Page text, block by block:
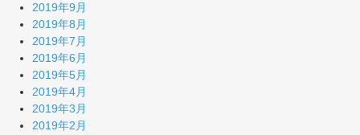
2019年9月
2019年8月
2019年7月
2019年6月
2019年5月
2019年4月
2019年3月
2019年2月